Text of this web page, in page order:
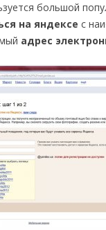
большой
на яндексе с
адрес